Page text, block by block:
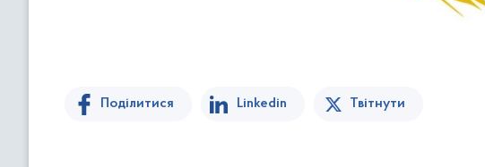
Поділитися Linkedin Твітнути